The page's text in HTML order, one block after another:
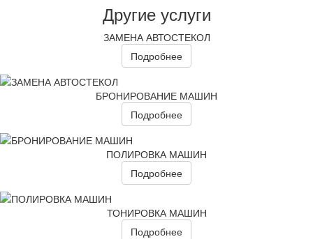
Другие услуги
ЗАМЕНА АВТОСТЕКОЛ
Подробнее
БРОНИРОВАНИЕ МАШИН
Подробнее
ПОЛИРОВКА МАШИН
Подробнее
ТОНИРОВКА МАШИН
Подробнее